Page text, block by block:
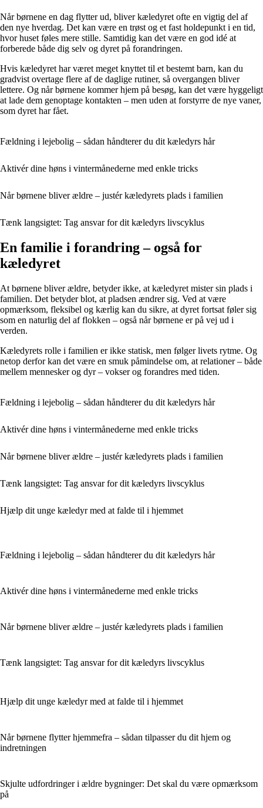
Når børnene en dag flytter ud, bliver kæledyret ofte en vigtig del af
den nye hverdag. Det kan være en trøst og et fast holdepunkt i en tid,
hvor huset føles mere stille. Samtidig kan det være en god idé at
forberede både dig selv og dyret på forandringen.
Hvis kæledyret har været meget knyttet til et bestemt barn, kan du
gradvist overtage flere af de daglige rutiner, så overgangen bliver
lettere. Og når børnene kommer hjem på besøg, kan det være hyggeligt
at lade dem genoptage kontakten – men uden at forstyrre de nye vaner,
som dyret har fået.
Fældning i lejebolig – sådan håndterer du dit kæledyrs hår
Aktivér dine høns i vintermånederne med enkle tricks
Når børnene bliver ældre – justér kæledyrets plads i familien
Tænk langsigtet: Tag ansvar for dit kæledyrs livscyklus
En familie i forandring – også for
kæledyret
At børnene bliver ældre, betyder ikke, at kæledyret mister sin plads i
familien. Det betyder blot, at pladsen ændrer sig. Ved at være
opmærksom, fleksibel og kærlig kan du sikre, at dyret fortsat føler sig
som en naturlig del af flokken – også når børnene er på vej ud i
verden.
Kæledyrets rolle i familien er ikke statisk, men følger livets rytme. Og
netop derfor kan det være en smuk påmindelse om, at relationer – både
mellem mennesker og dyr – vokser og forandres med tiden.
Fældning i lejebolig – sådan håndterer du dit kæledyrs hår
Aktivér dine høns i vintermånederne med enkle tricks
Når børnene bliver ældre – justér kæledyrets plads i familien
Tænk langsigtet: Tag ansvar for dit kæledyrs livscyklus
Hjælp dit unge kæledyr med at falde til i hjemmet
Fældning i lejebolig – sådan håndterer du dit kæledyrs hår
Aktivér dine høns i vintermånederne med enkle tricks
Når børnene bliver ældre – justér kæledyrets plads i familien
Tænk langsigtet: Tag ansvar for dit kæledyrs livscyklus
Hjælp dit unge kæledyr med at falde til i hjemmet
Når børnene flytter hjemmefra – sådan tilpasser du dit hjem og
indretningen
Skjulte udfordringer i ældre bygninger: Det skal du være opmærksom
på